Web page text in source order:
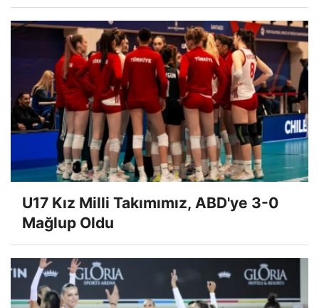
U17 Kız Milli Takımımız, ABD'ye 3-0
Mağlup Oldu